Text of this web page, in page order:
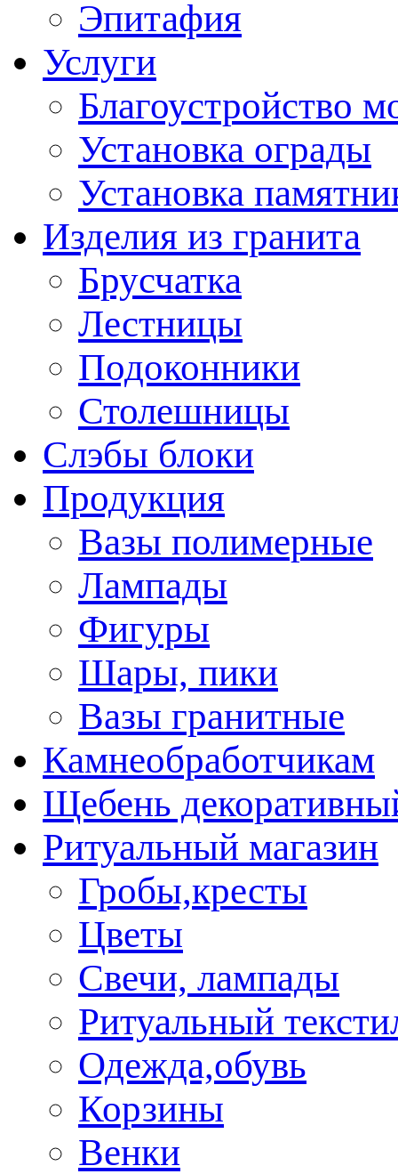
Эпитафия
Услуги
Благоустройство
Установка ограды
Установка
Изделия из гранита
Брусчатка
Лестницы
Подоконники
Столешницы
Слэбы блоки
Продукция
Вазы полимерные
Лампады
Фигуры
Шары, пики
Вазы гранитные
Камнеобработчикам
Щебень
Ритуальный магазин
Гробы,кресты
Цветы
Свечи, лампады
Ритуальный
Одежда,обувь
Корзины
Венки